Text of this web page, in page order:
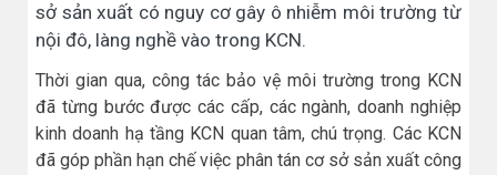
sở sản xuất có nguy cơ gây ô nhiễm môi trường từ
nội đô, làng nghề vào trong KCN.
Thời gian qua, công tác bảo vệ môi trường trong KCN
đã từng bước được các cấp, các ngành, doanh nghiệp
kinh doanh hạ tầng KCN quan tâm, chú trọng. Các KCN
đã góp phần hạn chế việc phân tán cơ sở sản xuất công